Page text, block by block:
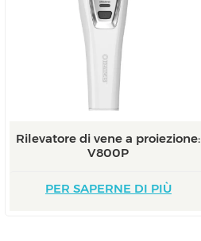
Rilevatore di vene a proiezione:
V800P
PER SAPERNE DI PIÙ